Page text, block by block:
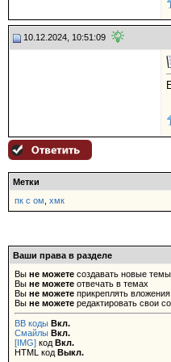
10.12.2024, 10:51:09
Метки
пк с ом хмк
Ваши права в разделе
Вы не можете создавать новые темы
Вы не можете отвечать в темах
Вы не можете прикреплять вложения
Вы не можете редактировать свои
BB коды Вкл.
Смайлы Вкл.
[IMG] код Вкл.
HTML код Выкл.